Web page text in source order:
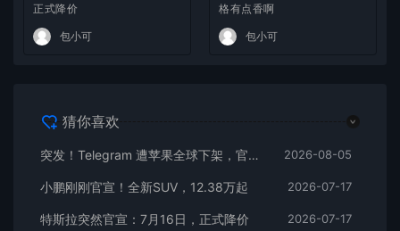
正式降价
包小可
格有点香啊
包小可
猜你喜欢
突发！Telegram 遭苹果全球下架，官方回应 2026-08-05
小鹏刚刚官宣！全新SUV，12.38万起 2026-07-17
特斯拉突然官宣：7月16日，正式降价 2026-07-17